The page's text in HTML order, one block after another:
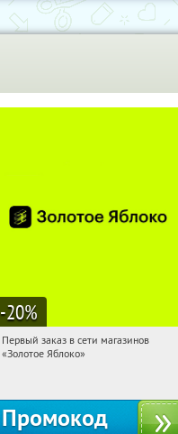
-20%
08:50:22
Получи первым!
Первый заказ в сети магазинов
«Золотое Яблоко»
Промокод